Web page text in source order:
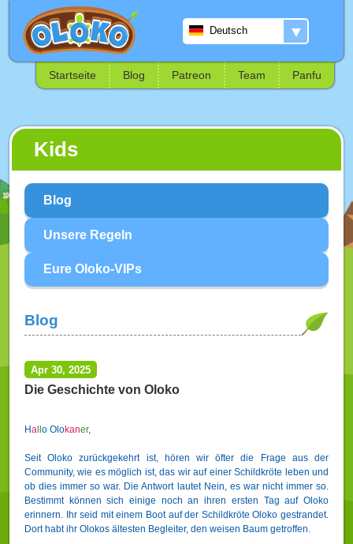
▼
Deutsch
Startseite Blog Patreon Team Panfu
Kids
Blog
Unsere Regeln
Eure Oloko-VIPs
Blog
Apr 30, 2025
Die Geschichte von Oloko
Ha o Olokaner,
Seit Oloko zurückgekehrt ist, hören wir öfter die Frage aus der
Community, wie es möglich ist, das wir auf einer Schildkröte leben und
ob dies immer so war. Die Antwort lautet Nein, es war nicht immer so.
Bestimmt können sich einige noch an ihren ersten Tag auf Oloko
erinnern. Ihr seid mit einem Boot auf der Schildkröte Oloko gestrandet.
Dort habt ihr Olokos ältesten Begleiter, den weisen Baum getroffen.